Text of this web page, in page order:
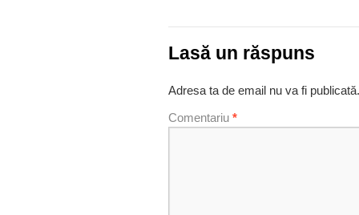
Lasă un răspuns
Adresa ta de email nu va fi publicată.
Comentariu *